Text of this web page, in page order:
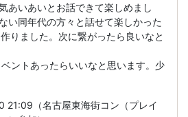
あいあいとお話できて楽しめまし
い同年代の方々と話せて楽しかった
りました。次に繋がったら良いなと
ントあったらいいなと思います。少
21:09（名古屋東海街コン（プレイ